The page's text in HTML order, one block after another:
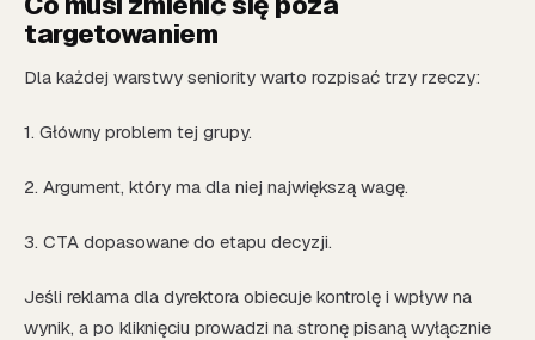
targetowaniem
Dla każdej warstwy seniority warto rozpisać trzy rzeczy:
1. Główny problem tej grupy.
2. Argument, który ma dla niej największą wagę.
3. CTA dopasowane do etapu decyzji.
Jeśli reklama dla dyrektora obiecuje kontrolę i wpływ na
wynik, a po kliknięciu prowadzi na stronę pisaną wyłącznie